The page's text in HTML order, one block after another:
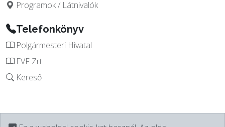
Programok / Látnivalók
Telefonkönyv
Polgármesteri Hivatal
EVF Zrt.
Kereső